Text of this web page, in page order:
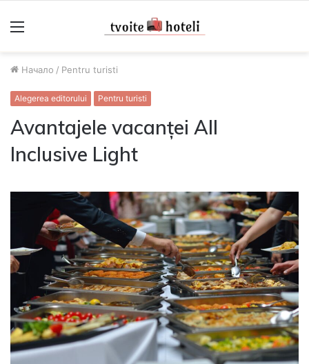
Меню
Начало / Pentru turisti
Alegerea editorului Pentru turisti
Avantajele vacanței All
Inclusive Light